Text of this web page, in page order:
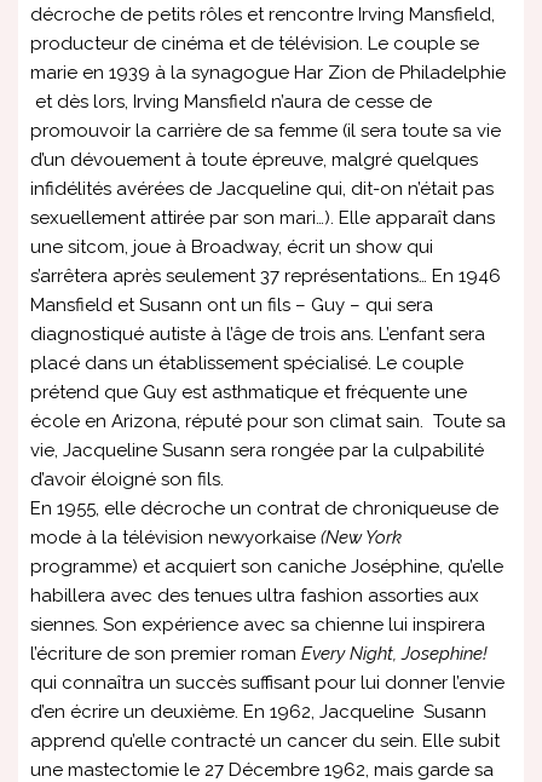
décroche de petits rôles et rencontre Irving Mansfield,
producteur de cinéma et de télévision. Le couple se
marie en 1939 à la synagogue Har Zion de Philadelphie
et dès lors, Irving Mansfield n’aura de cesse de
promouvoir la carrière de sa femme (il sera toute sa vie
d’un dévouement à toute épreuve, malgré quelques
infidélités avérées de Jacqueline qui, dit-on n’était pas
sexuellement attirée par son mari…). Elle apparaît dans
une sitcom, joue à Broadway, écrit un show qui
s’arrêtera après seulement 37 représentations… En 1946
Mansfield et Susann ont un fils – Guy – qui sera
diagnostiqué autiste à l’âge de trois ans. L’enfant sera
placé dans un établissement spécialisé. Le couple
prétend que Guy est asthmatique et fréquente une
école en Arizona, réputé pour son climat sain. Toute sa
vie, Jacqueline Susann sera rongée par la culpabilité
d’avoir éloigné son fils.
En 1955, elle décroche un contrat de chroniqueuse de
mode à la télévision newyorkaise (New York
programme) et acquiert son caniche Joséphine, qu’elle
habillera avec des tenues ultra fashion assorties aux
siennes. Son expérience avec sa chienne lui inspirera
l’écriture de son premier roman Every Night, Josephine!
qui connaîtra un succès suffisant pour lui donner l’envie
d’en écrire un deuxième. En 1962, Jacqueline Susann
apprend qu’elle contracté un cancer du sein. Elle subit
une mastectomie le 27 Décembre 1962, mais garde sa